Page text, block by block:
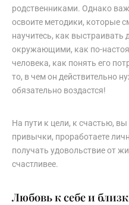
родственниками. Однако
освоите методики, которые
научитесь, как выстраивать
окружающими, как по-
человека, как понять его
то, в чем он действительно
обязательно воздастся!
На пути к цели, к счастью,
привычки, проработаете
получать удовольствие от
счастливее.
Любовь к себе и